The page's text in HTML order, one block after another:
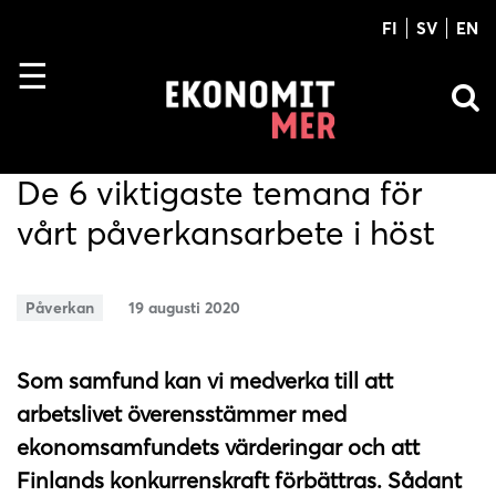
FI SV EN
De 6 viktigaste temana för
vårt påverkansarbete i höst
Påverkan 19 augusti 2020
Som samfund kan vi medverka till att
arbetslivet överensstämmer med
ekonomsamfundets värderingar och att
Finlands konkurrenskraft förbättras. Sådant